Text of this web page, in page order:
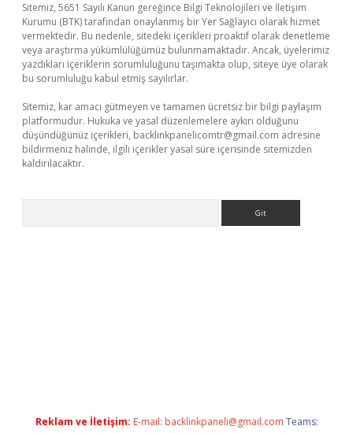
Sitemiz, 5651 Sayılı Kanun gereğince Bilgi Teknolojileri ve İletişim
Kurumu (BTK) tarafından onaylanmış bir Yer Sağlayıcı olarak hizmet
vermektedir. Bu nedenle, sitedeki içerikleri proaktif olarak denetleme
veya araştırma yükümlülüğümüz bulunmamaktadır. Ancak, üyelerimiz
yazdıkları içeriklerin sorumluluğunu taşımakta olup, siteye üye olarak
bu sorumluluğu kabul etmiş sayılırlar.
Sitemiz, kar amacı gütmeyen ve tamamen ücretsiz bir bilgi paylaşım
platformudur. Hukuka ve yasal düzenlemelere aykırı olduğunu
düşündüğünüz içerikleri, backlinkpanelicomtr@gmail.com adresine
bildirmeniz halinde, ilgili içerikler yasal süre içerisinde sitemizden
kaldırılacaktır.
Reklam ve İletişim: E-mail: backlinkpaneli@gmail.com Teams: